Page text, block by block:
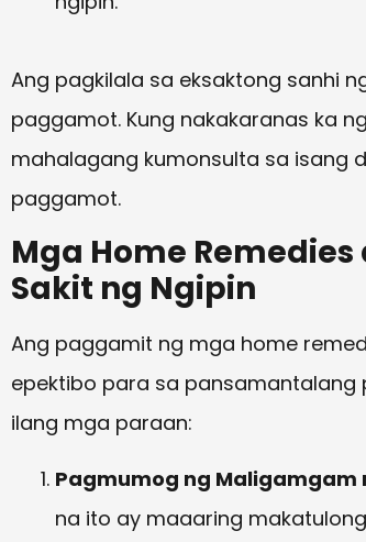
Ang pagkilala sa eksaktong sanhi
paggamot. Kung nakakaranas ka
mahalagang kumonsulta sa isang
paggamot.
Mga Home
Sakit ng Ngipin
Ang paggamit ng mga home
epektibo para sa pansamantalang
ilang mga paraan:
Pagmumog ng Maligamgam
na ito ay maaaring